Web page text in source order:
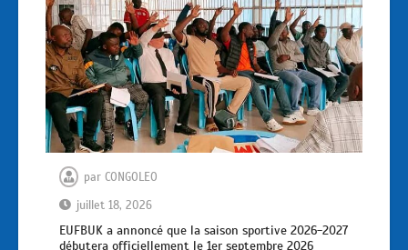
par CONGOLEO
juillet 18, 2026
EUFBUK a annoncé que la saison sportive 2026-2027
débutera officiellement le 1er septembre 2026